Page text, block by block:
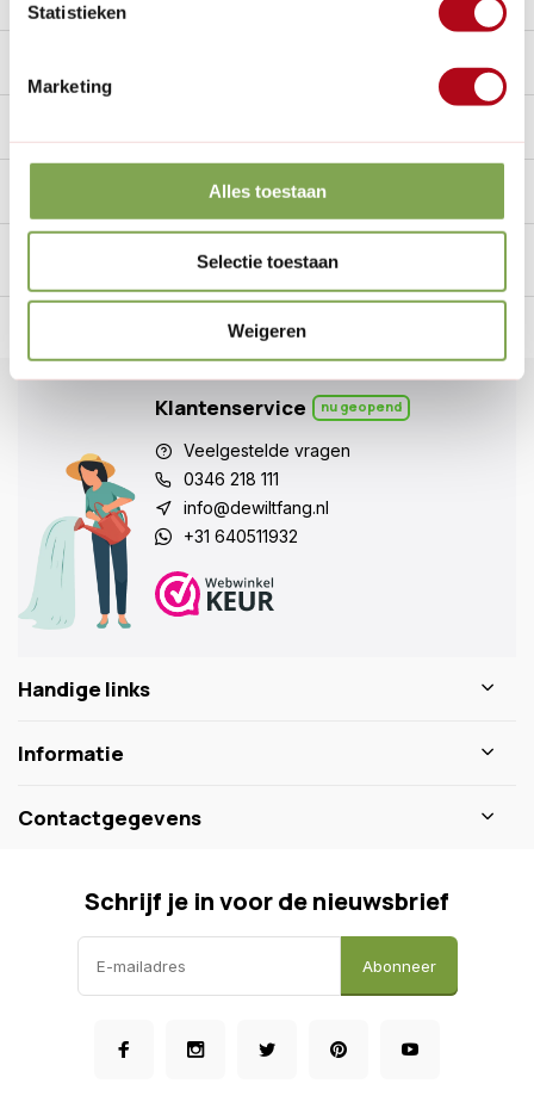
Statistieken
Marketing
Alles toestaan
Selectie toestaan
Weigeren
dagen bedenktijd
Klantenservice nu geopend
Veelgestelde vragen
0346 218 111
info@dewiltfang.nl
+31 640511932
Handige links
Informatie
Contactgegevens
Schrijf je in voor de nieuwsbrief
Abonneer